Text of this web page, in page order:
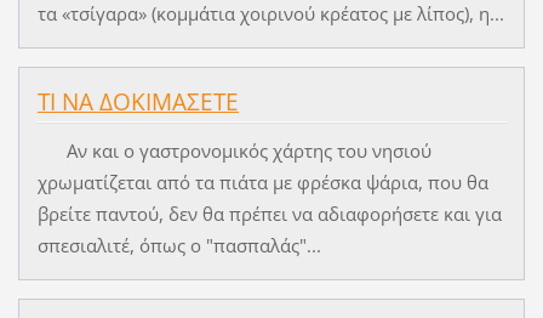
τα «τσίγαρα» (κομμάτια χοιρινού κρέατος με λίπος), η...
ΤΙ ΝΑ ΔΟΚΙΜΑΣΕΤΕ
Αν και ο γαστρονομικός χάρτης του νησιού
χρωματίζεται από τα πιάτα με φρέσκα ψάρια, που θα
βρείτε παντού, δεν θα πρέπει να αδιαφορήσετε και για
σπεσιαλιτέ, όπως ο "πασπαλάς"...